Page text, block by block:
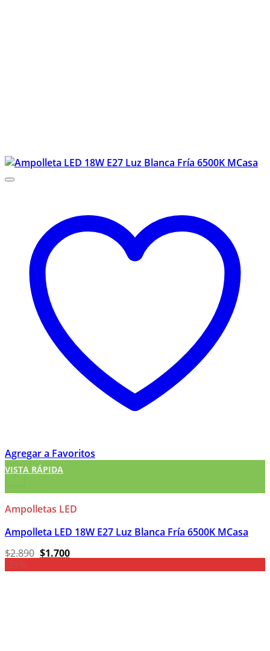
Agregar a Favoritos
+
VISTA RÁPIDA
Ampolletas LED
Ampolleta LED 18W E27 Luz Blanca Fría 6500K MCasa
$2.890 El
precio
original
$1.700El
precio
actual